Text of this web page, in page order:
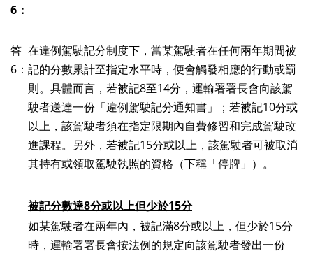
6：
答
6：
在違例駕駛記分制度下，當某駕駛者在任何兩年期間被
記的分數累計至指定水平時，便會觸發相應的行動或罰
則。具體而言，若被記8至14分，運輸署署長會向該駕
駛者送達一份 「違例駕駛記分通知書 」
；若被記10分或
以上，該駕駛者須在指定限期內自費修習和完成駕駛改
進課程。另外，若被記15分或以上，該駕駛者可被取消
其持有或領取駕駛執照的資格（下稱「停牌」）。
被記分數達8分或以上但少於15分
如某駕駛者在兩年內，被記滿8分或以上，但少於15分
時，運輸署署長會按法例的規定向該駕駛者發出一份